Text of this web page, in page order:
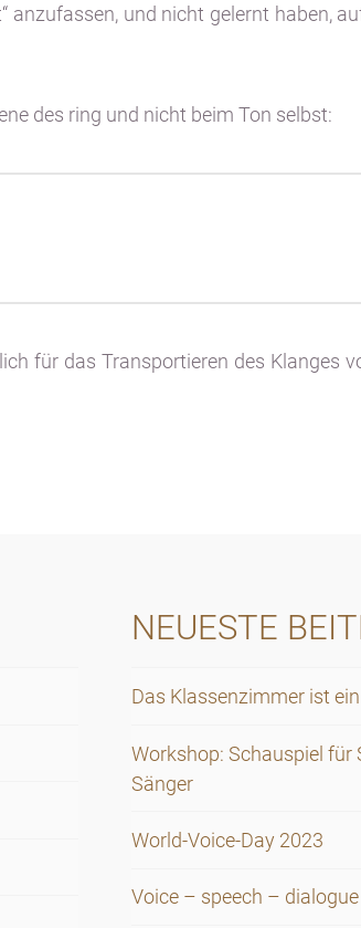
und nicht gelernt haben,
des ring und nicht beim Ton selbst:
für das Transportieren des Klanges
NEUESTE
Das Klassenzimmer ist
Workshop: Schauspiel für
Sänger
World-Voice-Day 2023
Voice – speech – dialogue